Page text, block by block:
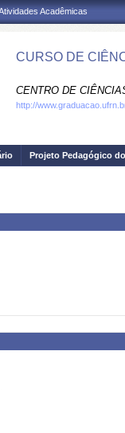
Acadêmicas
CURSO DE
CENTRO DE
http://
Projeto Pedagógico